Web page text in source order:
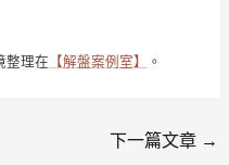
整理在 【解盤案例室】 。
下一篇文章 →